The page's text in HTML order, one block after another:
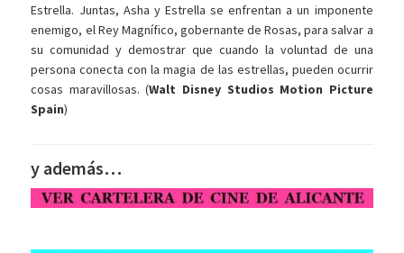
Estrella. Juntas, Asha y Estrella se enfrentan a un imponente
enemigo, el Rey Magnífico, gobernante de Rosas, para salvar a
su comunidad y demostrar que cuando la voluntad de una
persona conecta con la magia de las estrellas, pueden ocurrir
cosas maravillosas. (Walt Disney Studios Motion Picture
Spain)
y además…